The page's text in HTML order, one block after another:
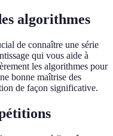
algorithmes
de connaître une série
qui vous aide à
les algorithmes pour
bonne maîtrise des
de façon significative.